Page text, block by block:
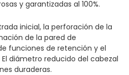
y garantizadas al 100%.
inicial, la perforación de la
de la pared de
funciones de retención y el
diámetro reducido del cabezal
duraderas.